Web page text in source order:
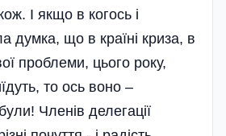
І якщо в когось і
думка, що в країні криза, в
проблеми, цього року,
то ось воно –
Членів делегації